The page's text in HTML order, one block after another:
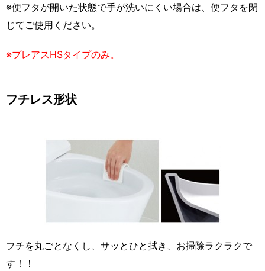
※便フタが開いた状態で手が洗いにくい場合は、便フタを閉
じてご使用ください。
※プレアスHSタイプのみ。
フチレス形状
フチを丸ごとなくし、サッとひと拭き、お掃除ラクラクで
す！！